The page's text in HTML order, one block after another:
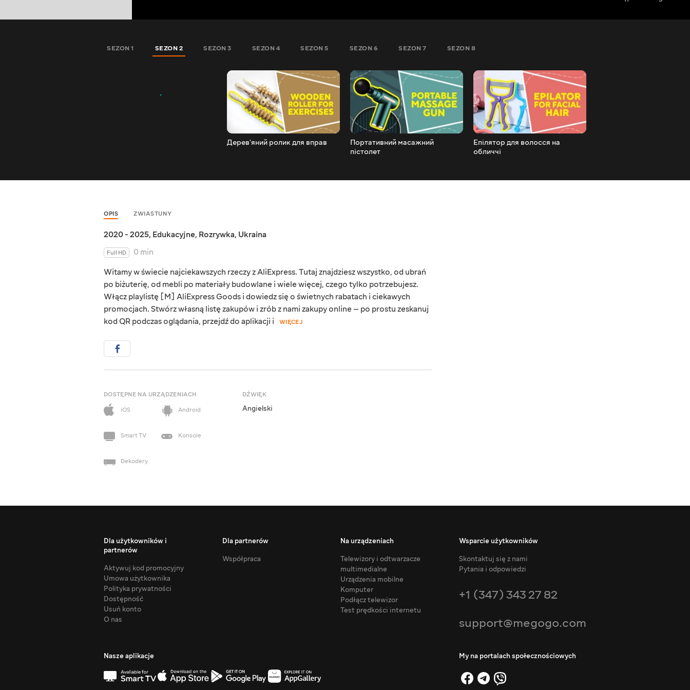
SEZON 1 SEZON 2 SEZON 3 SEZON 4 SEZON 5 SEZON 6 SEZON 7 SEZON 8
Дерев'яний ролик для вправ
Портативний масажний
пістолет
Епілятор для волосся на
обличчі
OPIS ZWIASTUNY
2020 - 2025, Edukacyjne, Rozrywka, Ukraina
Full HD
0 min
Witamy w świecie najciekawszych rzeczy z AliExpress. Tutaj znajdziesz wszystko, od ubrań
po biżuterię, od mebli po materiały budowlane i wiele więcej, czego tylko potrzebujesz.
Włącz playlistę [M] AliExpress Goods i dowiedz się o świetnych rabatach i ciekawych
promocjach. Stwórz własną listę zakupów i zrób z nami zakupy online — po prostu zeskanuj
kod QR podczas oglądania, przejdź do aplikacji i
WIĘCEJ
DOSTĘPNE NA URZĄDZENIACH
iOS
Android
Smart TV Konsole
Dekodery
DŹWIĘK
Angielski
Dla użytkowników i
partnerów
Aktywuj kod promocyjny
Umowa użytkownika
Polityka prywatności
Dostępność
Usuń konto
O nas
Dla partnerów
Współpraca
Na urządzeniach
Telewizory i odtwarzacze
multimedialne
Urządzenia mobilne
Komputer
Podłącz telewizor
Test prędkości internetu
Wsparcie użytkowników
Skontaktuj się z nami
Pytania i odpowiedzi
+1 (347) 343 27 82
support@megogo.com
Nasze aplikacje My na portalach społecznościowych